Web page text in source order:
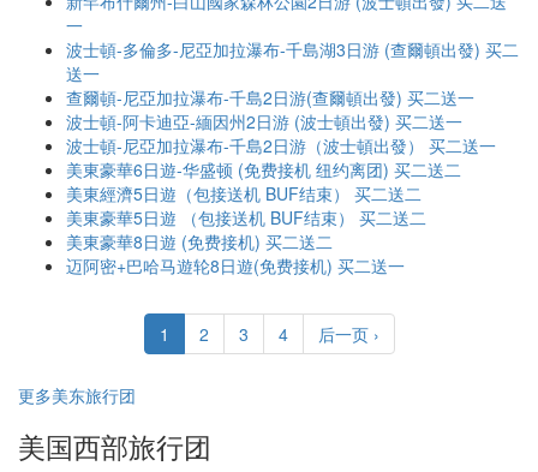
一
波士頓-多倫多-尼亞加拉瀑布-千島湖3日游 (查爾頓出發) 买二
送一
查爾頓-尼亞加拉瀑布-千島2日游(查爾頓出發) 买二送一
波士頓-阿卡迪亞-緬因州2日游 (波士頓出發) 买二送一
波士頓-尼亞加拉瀑布-千島2日游（波士頓出發） 买二送一
美東豪華6日遊-华盛顿 (免费接机 纽约离团) 买二送二
美東經濟5日遊（包接送机 BUF结束） 买二送二
美東豪華5日遊 （包接送机 BUF结束） 买二送二
美東豪華8日遊 (免费接机) 买二送二
迈阿密+巴哈马遊轮8日遊(免费接机) 买二送一
1 2 3 4 后一页 ›
更多美东旅行团
美国西部旅行团